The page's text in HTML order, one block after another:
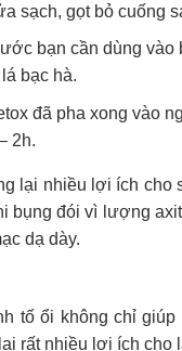
sạch, gọt bỏ cuống
bạn cần dùng vào
bạc hà.
đã pha xong vào
2h.
lại nhiều lợi ích cho
bụng đói vì lượng
dạ dày.
tố ổi không chỉ giúp
rất nhiều lợi ích cho